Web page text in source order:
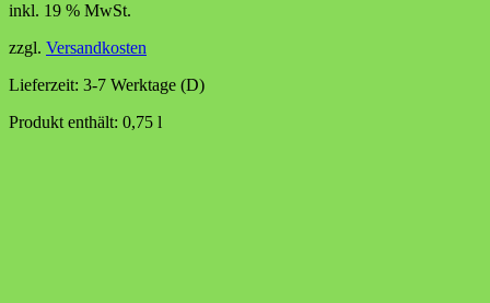
inkl. 19 % MwSt.
zzgl. Versandkosten
Lieferzeit: 3-7 Werktage (D)
Produkt enthält: 0,75 l